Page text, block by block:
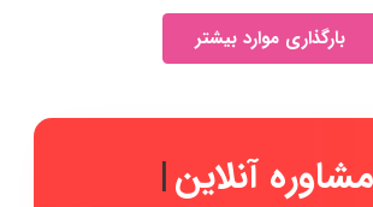
بارگذاری موارد بیشتر
آنلاین با دکت